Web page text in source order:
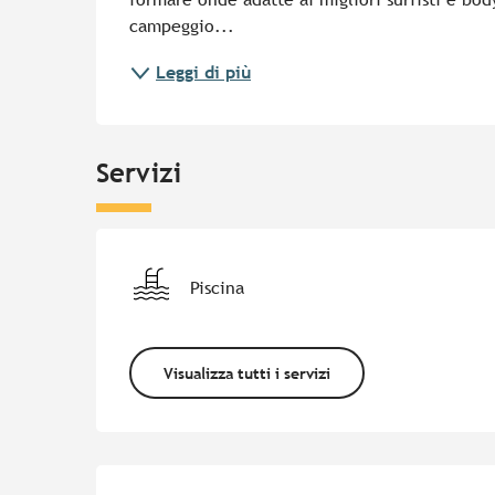
campeggio...
Leggi di più
Servizi
Piscina
Visualizza tutti i servizi